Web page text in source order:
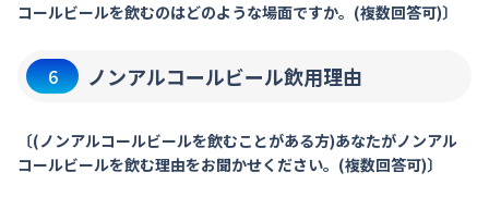
コールビールを飲むのはどのような場面ですか。(複数回答可)〕
6 ノンアルコールビール飲用理由
〔(ノンアルコールビールを飲むことがある方)あなたがノンアル
コールビールを飲む理由をお聞かせください。(複数回答可)〕